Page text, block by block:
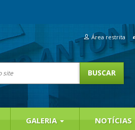
Área restrita
GALERIA NOTÍCIAS